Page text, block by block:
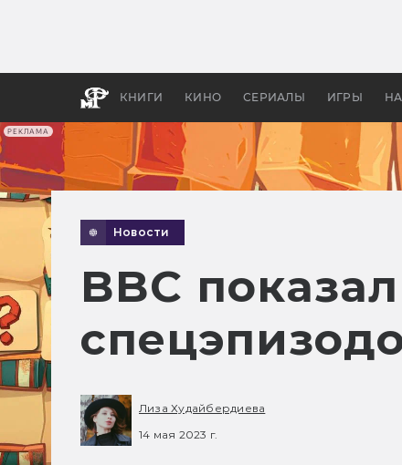
РЕКЛАМА
КНИГИ КИНО СЕРИАЛЫ ИГРЫ
бы
Новости
BBC
Лиза Худайбердиева
14 мая 2023 г.